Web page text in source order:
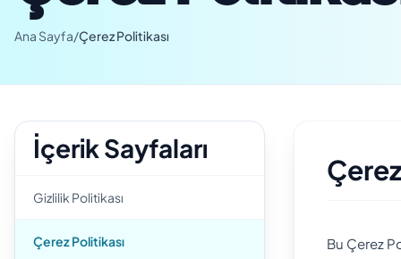
Ana Sayfa/Çerez Politikası
İçerik Sayfaları
Gizlilik Politikası
Çerez Politikası
Bu Çerez